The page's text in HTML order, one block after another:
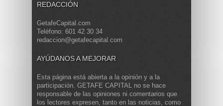
REDACCIÓN
GetafeCapital.com
Teléfono: 601 42 30 34
redaccion@getafecapital.com
AYÚDANOS A MEJORAR
Esta página está abierta a la opinión y a la
participación. GETAFE CAPITAL no se hace
responsable de las opiniones ni comentarios que
los lectores expresen, tanto en las noticias, como